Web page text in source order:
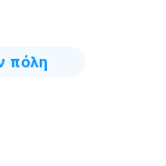
πόλη